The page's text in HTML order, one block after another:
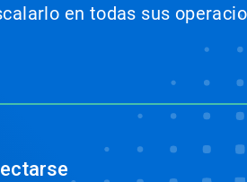
en todas sus